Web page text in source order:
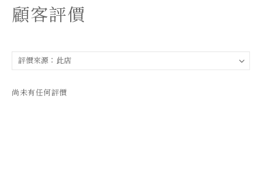
顧客評價
尚未有任何評價